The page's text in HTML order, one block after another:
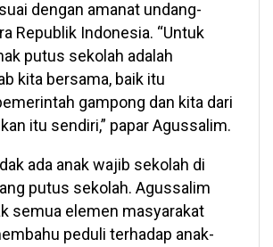
dengan amanat undang-
Republik Indonesia. “Untuk
putus sekolah adalah
kita bersama, baik itu
gampong dan kita dari
itu sendiri,” papar Agussalim.
ada anak wajib sekolah di
putus sekolah. Agussalim
semua elemen masyarakat
peduli terhadap anak-